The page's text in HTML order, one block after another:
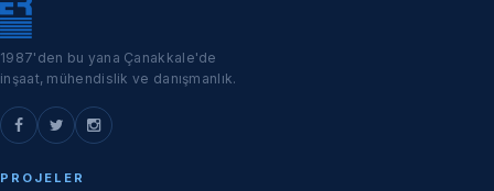
1987'den bu yana Çanakkale'de
inşaat, mühendislik ve danışmanlık.
PROJELER